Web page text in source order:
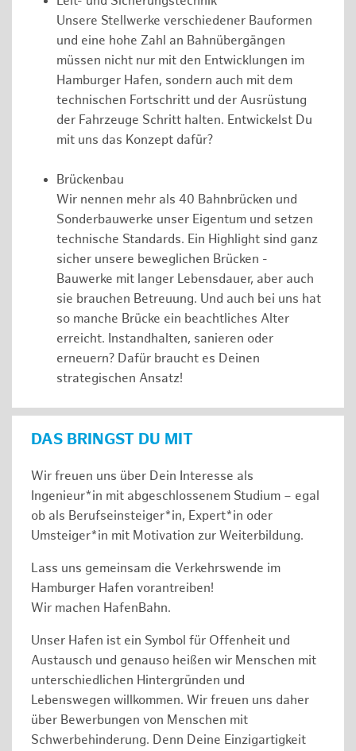
Unsere Stellwerke verschiedener Bauformen
und eine hohe Zahl an Bahnübergängen
müssen nicht nur mit den Entwicklungen im
Hamburger Hafen, sondern auch mit dem
technischen Fortschritt und der Ausrüstung
der Fahrzeuge Schritt halten. Entwickelst Du
mit uns das Konzept dafür?
Brückenbau
Wir nennen mehr als 40 Bahnbrücken und
Sonderbauwerke unser Eigentum und setzen
technische Standards. Ein Highlight sind ganz
sicher unsere beweglichen Brücken -
Bauwerke mit langer Lebensdauer, aber auch
sie brauchen Betreuung. Und auch bei uns hat
so manche Brücke ein beachtliches Alter
erreicht. Instandhalten, sanieren oder
erneuern? Dafür braucht es Deinen
strategischen Ansatz!
DAS BRINGST DU MIT
Wir freuen uns über Dein Interesse als
Ingenieur*in mit abgeschlossenem Studium – egal
ob als Berufseinsteiger*in, Expert*in oder
Umsteiger*in mit Motivation zur Weiterbildung.
Lass uns gemeinsam die Verkehrswende im
Hamburger Hafen vorantreiben!
Wir machen HafenBahn.
Unser Hafen ist ein Symbol für Offenheit und
Austausch und genauso heißen wir Menschen mit
unterschiedlichen Hintergründen und
Lebenswegen willkommen. Wir freuen uns daher
über Bewerbungen von Menschen mit
Schwerbehinderung. Denn Deine Einzigartigkeit